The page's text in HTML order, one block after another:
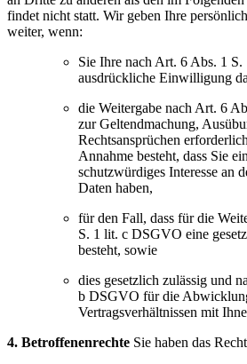
findet nicht statt. Wir geben Ihre
weiter, wenn:
Sie Ihre nach Art. 6 Abs. 1
ausdrückliche Einwilligung
die Weitergabe nach Art. 6
zur Geltendmachung,
Rechtsansprüchen
Annahme besteht, dass Sie
schutzwürdiges Interesse an
Daten haben,
für den Fall, dass für die
S. 1 lit. c DSGVO eine
besteht, sowie
dies gesetzlich zulässig und
b DSGVO für die
Vertragsverhältnissen mit
4. Betroffenenrechte Sie haben das